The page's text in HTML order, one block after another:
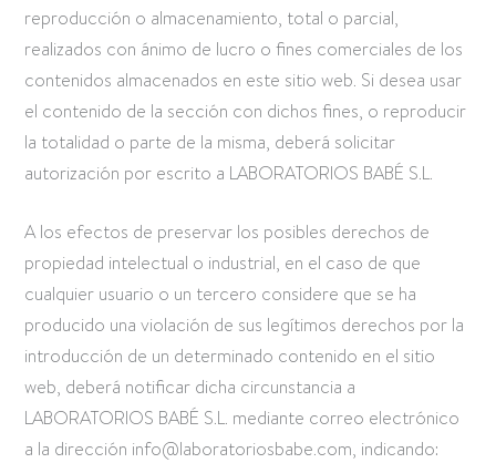
reproducción o almacenamiento, total o parcial,
realizados con ánimo de lucro o fines comerciales de los
contenidos almacenados en este sitio web. Si desea usar
el contenido de la sección con dichos fines, o reproducir
la totalidad o parte de la misma, deberá solicitar
autorización por escrito a LABORATORIOS BABÉ S.L.
A los efectos de preservar los posibles derechos de
propiedad intelectual o industrial, en el caso de que
cualquier usuario o un tercero considere que se ha
producido una violación de sus legítimos derechos por la
introducción de un determinado contenido en el sitio
web, deberá notificar dicha circunstancia a
LABORATORIOS BABÉ S.L. mediante correo electrónico
a la dirección info@laboratoriosbabe.com, indicando: